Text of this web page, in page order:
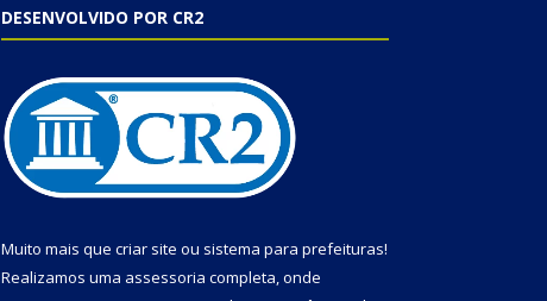
DESENVOLVIDO POR CR2
Muito mais que criar site ou sistema para prefeituras!
Realizamos uma assessoria completa, onde